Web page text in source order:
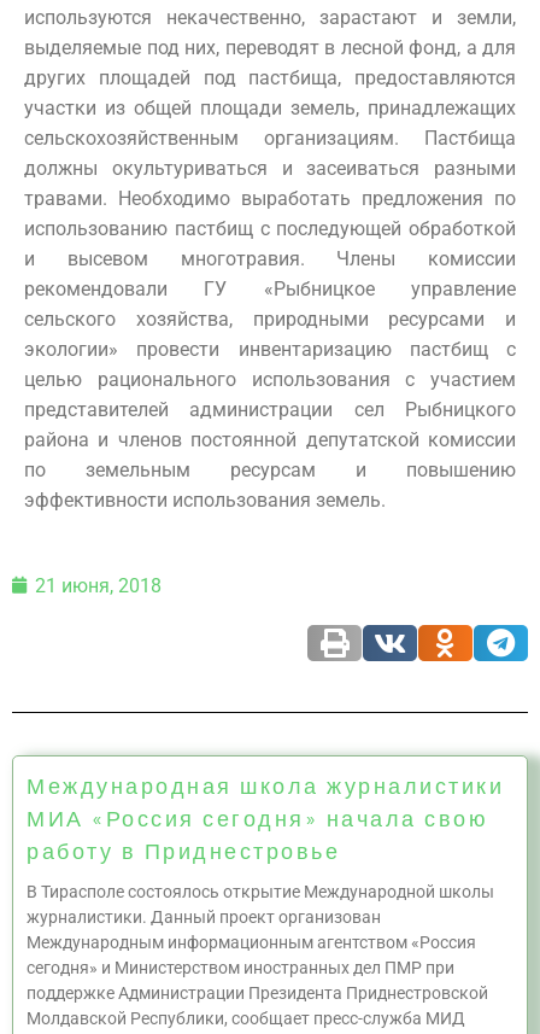
используются некачественно, зарастают и земли,
выделяемые под них, переводят в лесной фонд, а для
других площадей под пастбища, предоставляются
участки из общей площади земель, принадлежащих
сельскохозяйственным организациям. Пастбища
должны окультуриваться и засеиваться разными
травами. Необходимо выработать предложения по
использованию пастбищ с последующей обработкой
и высевом многотравия. Члены комиссии
рекомендовали ГУ «Рыбницкое управление
сельского хозяйства, природными ресурсами и
экологии» провести инвентаризацию пастбищ с
целью рационального использования с участием
представителей администрации сел Рыбницкого
района и членов постоянной депутатской комиссии
по земельным ресурсам и повышению
эффективности использования земель.
21 июня, 2018
Международная школа журналистики
МИА «Россия сегодня» начала свою
работу в Приднестровье
В Тирасполе состоялось открытие Международной школы
журналистики. Данный проект организован
Международным информационным агентством «Россия
сегодня» и Министерством иностранных дел ПМР при
поддержке Администрации Президента Приднестровской
Молдавской Республики, сообщает пресс-служба МИД